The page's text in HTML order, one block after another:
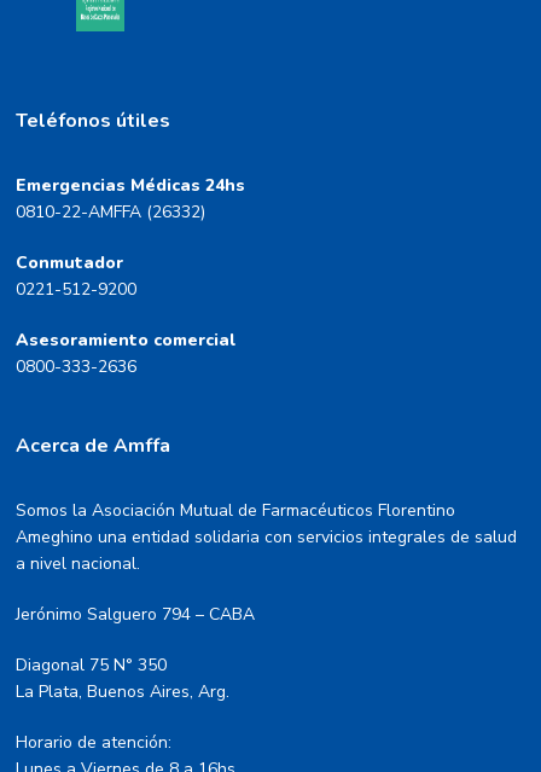
Teléfonos útiles
Emergencias Médicas 24hs
0810-22-AMFFA (26332)
Conmutador
0221-512-9200
Asesoramiento comercial
0800-333-2636
Acerca de Amffa
Somos la Asociación Mutual de Farmacéuticos Florentino
Ameghino una entidad solidaria con servicios integrales de salud
a nivel nacional.
Jerónimo Salguero 794 – CABA
Diagonal 75 N° 350
La Plata, Buenos Aires, Arg.
Horario de atención: